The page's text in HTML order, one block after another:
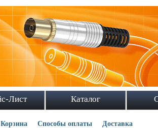
Лист Каталог
Корзина Способы оплаты Доставка